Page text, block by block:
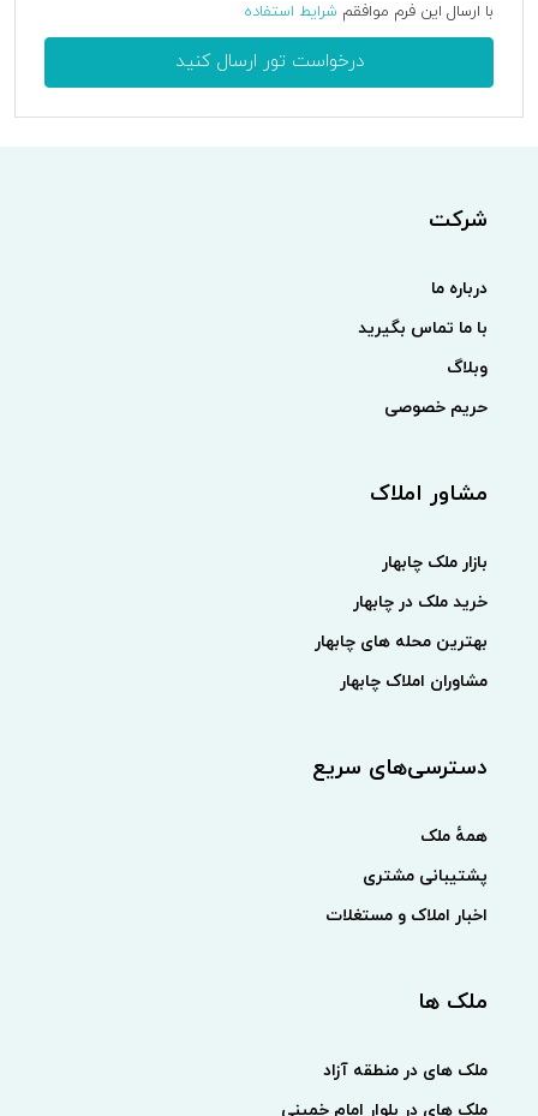
با ارسال این فرم موافقم شرایط استفاده
درخواست تور ارسال کنید
شرکت
درباره ما
با ما تماس بگیرید
وبلاگ
حریم خصوصی
مشاور املاک
بازار ملک چابهار
خرید ملک در چابهار
بهترین محله های چابهار
مشاوران املاک چابهار
دسترسی‌های سریع
همهٔ ملک
پشتیبانی مشتری
اخبار املاک و مستغلات
ملک ها
ملک های در منطقه آزاد
ملک های در بلوار امام خمینی